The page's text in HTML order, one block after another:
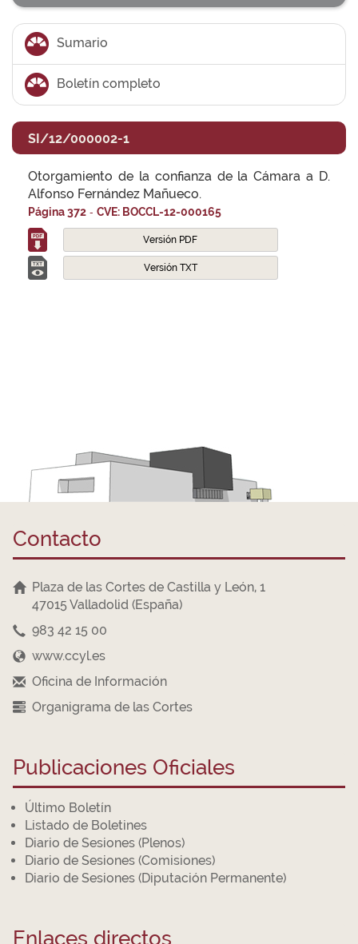
Sumario
Boletín completo
SI/12/000002-1
Otorgamiento de la confianza de la Cámara a D.
Alfonso Fernández Mañueco.
Página 372 - CVE: BOCCL-12-000165
Versión PDF
Versión TXT
Contacto
Plaza de las Cortes de Castilla y León, 1
47015 Valladolid (España)
983 42 15 00
www.ccyl.es
Oficina de Información
Organigrama de las Cortes
Publicaciones Oficiales
Último Boletín
Listado de Boletines
Diario de Sesiones (Plenos)
Diario de Sesiones (Comisiones)
Diario de Sesiones (Diputación Permanente)
Enlaces directos